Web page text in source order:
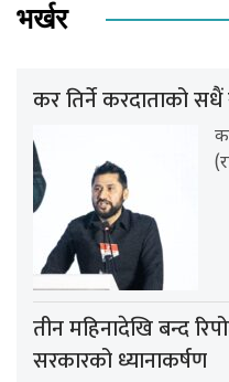
भर्खर
कर तिर्ने करदाताको सधैं
तीन महिनादेखि बन्द
सरकारको ध्यानाकर्षण